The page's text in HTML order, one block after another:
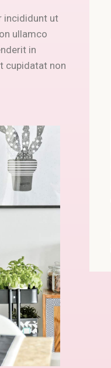
incididunt ut
ullamco
in
cupidatat non